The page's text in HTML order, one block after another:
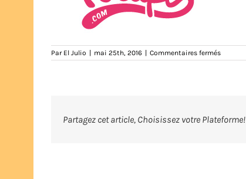
Par El Julio mai 25th, 2016 Commentaires ferméssur
fdp-
Partagez cet article, Choisissez votre Plateforme!